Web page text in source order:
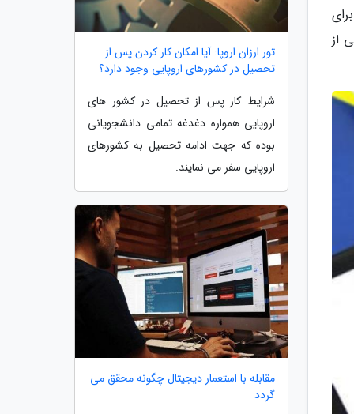
از
تور ارزان اروپا: آیا امکان کار کردن پس از
تحصیل در کشورهای اروپایی وجود دارد؟
شرایط کار پس از تحصیل در کشور های
اروپایی همواره دغدغه تمامی دانشجویانی
بوده که جهت ادامه تحصیل به کشورهای
اروپایی سفر می نمایند.
مقابله با استعمار دیجیتال چگونه محقق می
گردد